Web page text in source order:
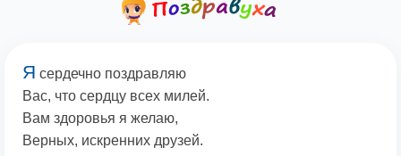
Я сердечно поздравляю
Вас, что сердцу всех милей.
Вам здоровья я желаю,
Верных, искренних друзей.